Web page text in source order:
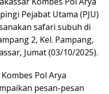
Pejabat Utama (PJU)
safari subuh di
2, Kel. Pampang,
Jumat (03/10/2025).
Pol Arya
pesan-pesan